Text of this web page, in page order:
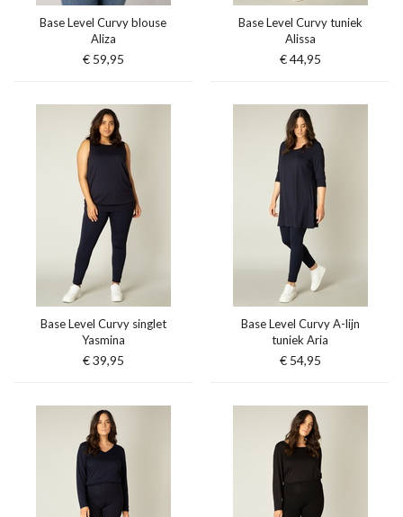
Base Level Curvy blouse
Aliza
€ 59,95
Base Level Curvy tuniek
Alissa
€ 44,95
Base Level Curvy singlet
Yasmina
€ 39,95
Base Level Curvy A-lijn
tuniek Aria
€ 54,95